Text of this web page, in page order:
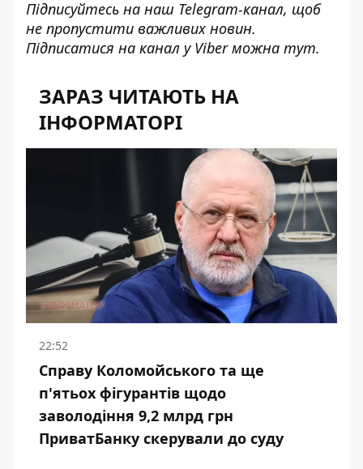
Підписуйтесь на наш Telegram-канал, щоб
не пропустити важливих новин.
Підписатися на канал у Viber можна тут.
ЗАРАЗ ЧИТАЮТЬ НА
ІНФОРМАТОРІ
22:52
Справу Коломойського та ще
п'ятьох фігурантів щодо
заволодіння 9,2 млрд грн
ПриватБанку скерували до суду